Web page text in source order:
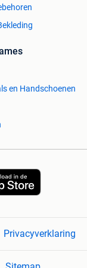
Scooter,
tijdelijke
/
en Handschoenen
Privacyverklaring